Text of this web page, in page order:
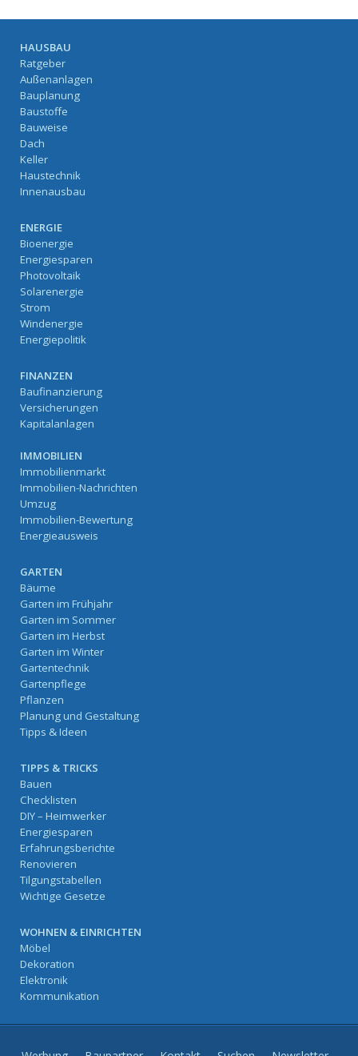
HAUSBAU
Ratgeber
Außenanlagen
Bauplanung
Baustoffe
Bauweise
Dach
Keller
Haustechnik
Innenausbau
ENERGIE
Bioenergie
Energiesparen
Photovoltaik
Solarenergie
Strom
Windenergie
Energiepolitik
FINANZEN
Baufinanzierung
Versicherungen
Kapitalanlagen
IMMOBILIEN
Immobilienmarkt
Immobilien-Nachrichten
Umzug
Immobilien-Bewertung
Energieausweis
GARTEN
Bäume
Garten im Frühjahr
Garten im Sommer
Garten im Herbst
Garten im Winter
Gartentechnik
Gartenpflege
Pflanzen
Planung und Gestaltung
Tipps & Ideen
TIPPS & TRICKS
Bauen
Checklisten
DIY – Heimwerker
Energiesparen
Erfahrungsberichte
Renovieren
Tilgungstabellen
Wichtige Gesetze
WOHNEN & EINRICHTEN
Möbel
Dekoration
Elektronik
Kommunikation